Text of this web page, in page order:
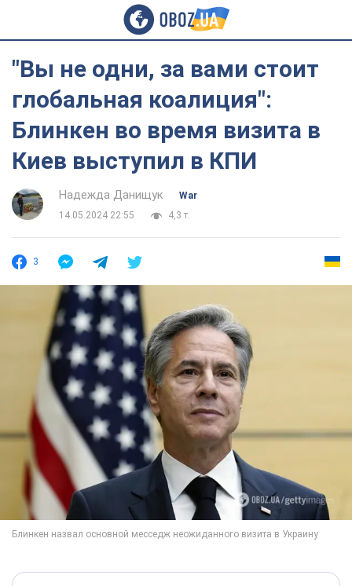
"Вы не одни, за вами стоит
глобальная коалиция":
Блинкен во время визита в
Киев выступил в КПИ
Надежда Данищук
War
14.05.2024 22:55
4,3 т.
3